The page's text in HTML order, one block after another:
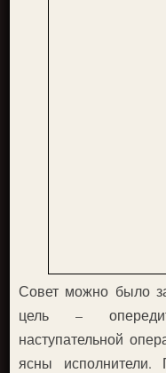
Совет можно было
цель –
наступательной
ясны